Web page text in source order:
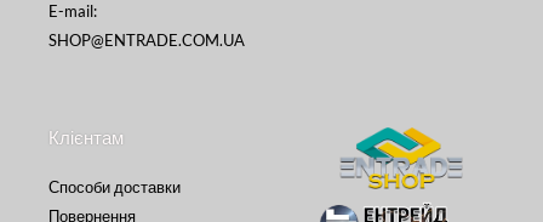
E-mail:
SHOP@ENTRADE.COM.UA
Клієнтам
Способи доставки
Повернення